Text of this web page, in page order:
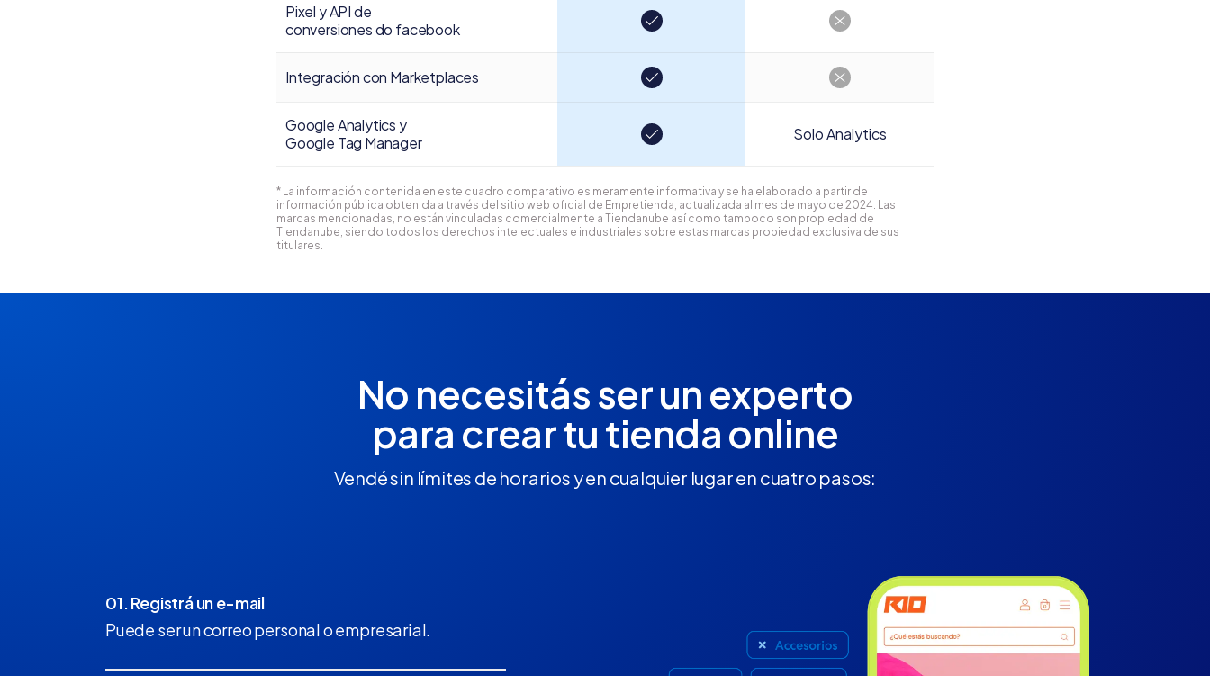
Pixel y API de
conversiones do facebook
Integración con Marketplaces
Google Analytics y
Google Tag Manager
Solo Analytics
* La información contenida en este cuadro comparativo es meramente informativa y se ha elaborado a partir de
información pública obtenida a través del sitio web oficial de Empretienda, actualizada al mes de mayo de 2024. Las
marcas mencionadas, no están vinculadas comercialmente a Tiendanube así como tampoco son propiedad de
Tiendanube, siendo todos los derechos intelectuales e industriales sobre estas marcas propiedad exclusiva de sus
titulares.
No necesitás ser un experto
para crear tu tienda online
Vendé sin límites de horarios y en cualquier lugar en cuatro pasos:
01. Registrá un e-mail
Puede ser un correo personal o empresarial.